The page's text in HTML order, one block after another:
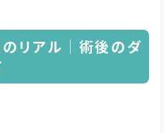
リアル｜術後のダ